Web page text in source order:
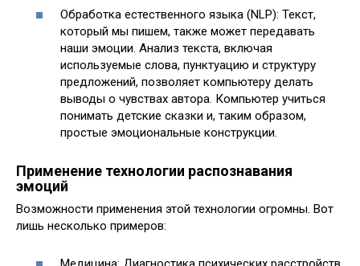
Обработка естественного языка (NLP): Текст,
который мы пишем, также может передавать
наши эмоции. Анализ текста, включая
используемые слова, пунктуацию и структуру
предложений, позволяет компьютеру делать
выводы о чувствах автора. Компьютер учиться
понимать детские сказки и, таким образом,
простые эмоциональные конструкции.
Применение технологии распознавания
эмоций
Возможности применения этой технологии огромны. Вот
лишь несколько примеров: